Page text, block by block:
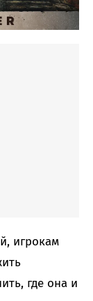
игрокам
где она и